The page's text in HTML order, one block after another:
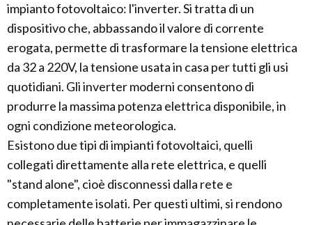
impianto fotovoltaico: l'inverter. Si tratta di un
dispositivo che, abbassando il valore di corrente
erogata, permette di trasformare la tensione elettrica
da 32 a 220V, la tensione usata in casa per tutti gli usi
quotidiani. Gli inverter moderni consentono di
produrre la massima potenza elettrica disponibile, in
ogni condizione meteorologica.
Esistono due tipi di impianti fotovoltaici, quelli
collegati direttamente alla rete elettrica, e quelli
"stand alone", cioè disconnessi dalla rete e
completamente isolati. Per questi ultimi, si rendono